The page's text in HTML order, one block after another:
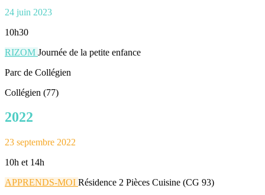
24 juin 2023
10h30
RIZOM Journée de la petite enfance
Parc de Collégien
Collégien (77)
2022
23 septembre 2022
10h et 14h
APPRENDS-MOI Résidence 2 Pièces Cuisine (CG 93)